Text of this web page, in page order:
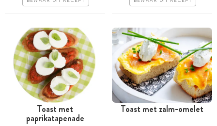
Minder dan 30 minuten
Toast met
paprikatapenade
Toast met zalm-omelet